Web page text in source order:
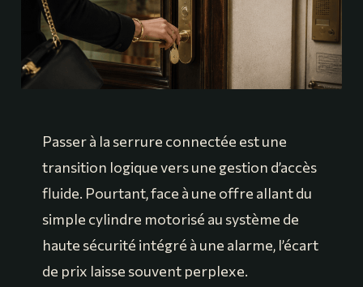
Passer à la serrure connectée est une
transition logique vers une gestion d’accès
fluide. Pourtant, face à une offre allant du
simple cylindre motorisé au système de
haute sécurité intégré à une alarme, l’écart
de prix laisse souvent perplexe.